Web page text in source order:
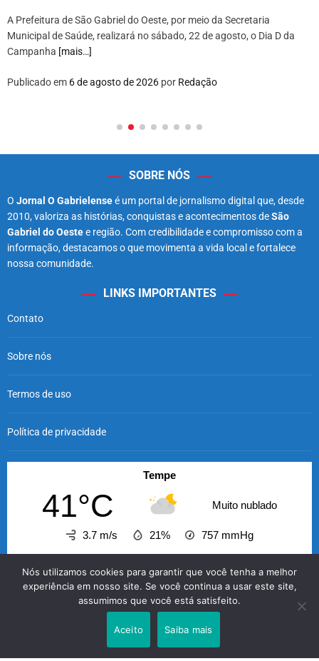
A Prefeitura de São Gabriel do Oeste, por meio da Secretaria
Municipal de Saúde, realizará no sábado, 22 de agosto, o Dia D da
Campanha [mais…]
Publicado em 6 de agosto de 2026 por Redação
SOBRE NÓS
O Jornal O Gabrielenseé um portal de jornalismo digital que, desde
2010, valoriza as histórias, conquistas e acontecimentos deSão
Gabriel do Oestee região. Com credibilidade e compromisso com a
informação, destacamos o que movimenta a vida local e fortalece
nossa comunidade.
LINKS IMPORTANTES
Contato
Sobre nós
Termos de uso
Política de privacidade
Tempe
41°C Muito nublado
3.7 m/s 21% 757 mmHg
40°C 39°C 38°C 38°C
O GABRIELENSE © 2026 - A informação com credibilidade
Nós utilizamos cookies para garantir que você tenha a melhor
experiência em nosso site. Se você continua a usar este site,
assumimos que você está satisfeito.
Aceito Saiba mais